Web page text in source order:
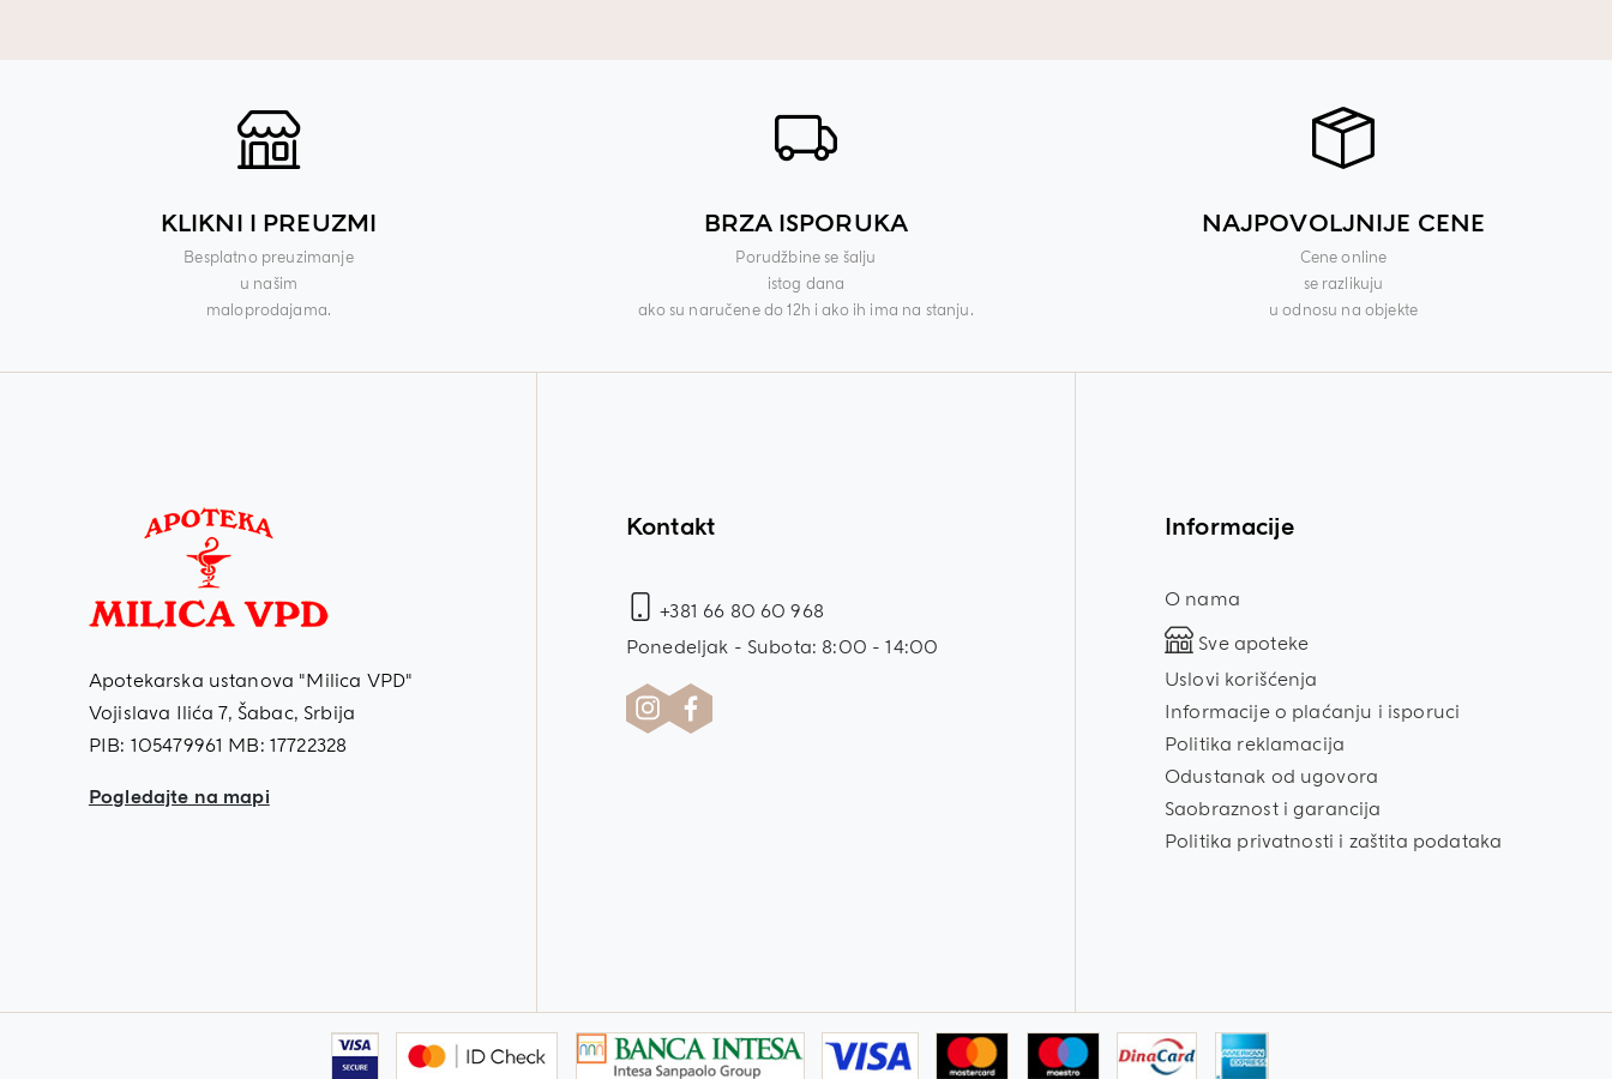
KLIKNI I PREUZMI
Besplatno preuzimanje
u našim
maloprodajama.
BRZA ISPORUKA
Porudžbine se šalju
istog dana
ako su naručene do 12h i ako ih ima na stanju.
NAJPOVOLJNIJE CENE
Cene online
se razlikuju
u odnosu na objekte
Apotekarska ustanova "Milica VPD"
Vojislava Ilića 7, Šabac, Srbija
PIB: 105479961 MB: 17722328
Pogledajte na mapi
Kontakt
+381 66 80 60 968
Ponedeljak - Subota: 8:00 - 14:00
Informacije
O nama
Sve apoteke
Uslovi korišćenja
Informacije o plaćanju i isporuci
Politika reklamacija
Odustanak od ugovora
Saobraznost i garancija
Politika privatnosti i zaštita podataka